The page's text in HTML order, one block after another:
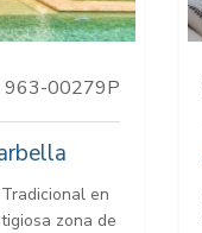
963-00279P
en
zona de